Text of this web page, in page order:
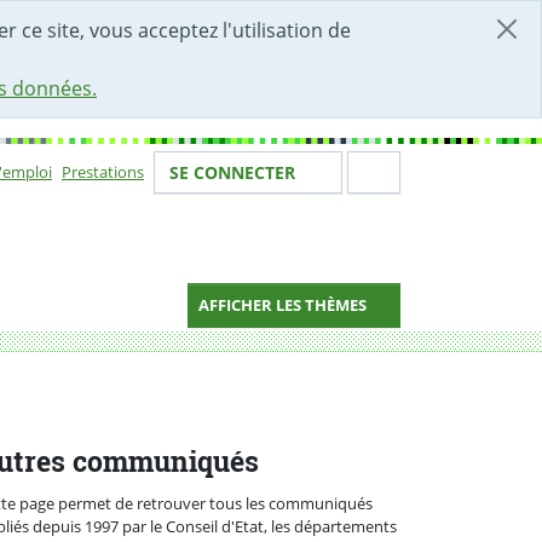
ce site, vous acceptez l'utilisation de
données.
Prestations Votre identité
SE CONNECTER
AFFICHER LES THÈMES
communiqués
page permet de retrouver tous les communiqués
depuis 1997 par le Conseil d'Etat, les départements